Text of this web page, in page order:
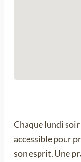
Chaque lundi
accessible pour
son esprit. Une